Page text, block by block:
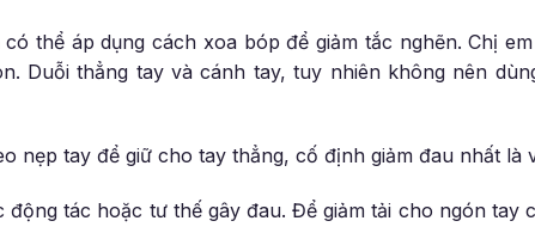
thể áp dụng cách xoa bóp để giảm tắc nghẽn. Chị
Duỗi thẳng tay và cánh tay, tuy nhiên không nên
nẹp tay để giữ cho tay thẳng, cố định giảm đau nhất là
tác hoặc tư thế gây đau. Để giảm tải cho ngón tay